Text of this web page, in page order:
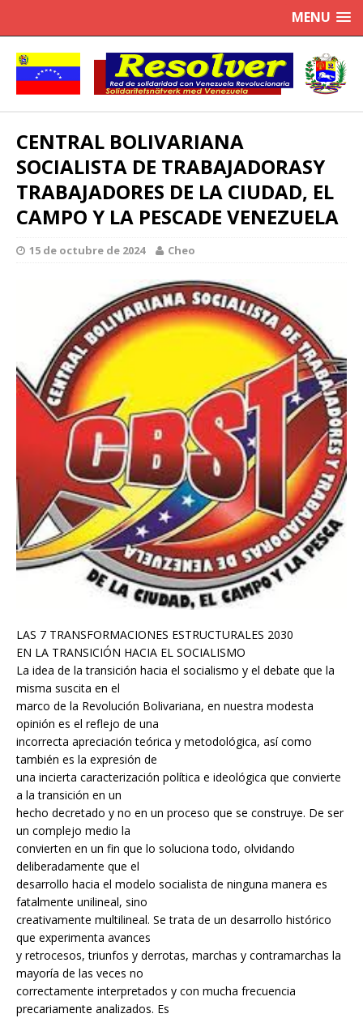
MENU
CENTRAL BOLIVARIANA
SOCIALISTA DE TRABAJADORASY
TRABAJADORES DE LA CIUDAD, EL
CAMPO Y LA PESCADE VENEZUELA
15 de octubre de 2024 Cheo
LAS 7 TRANSFORMACIONES ESTRUCTURALES 2030
EN LA TRANSICIÓN HACIA EL SOCIALISMO
La idea de la transición hacia el socialismo y el debate que la
misma suscita en el
marco de la Revolución Bolivariana, en nuestra modesta
opinión es el reflejo de una
incorrecta apreciación teórica y metodológica, así como
también es la expresión de
una incierta caracterización política e ideológica que convierte
a la transición en un
hecho decretado y no en un proceso que se construye. De ser
un complejo medio la
convierten en un fin que lo soluciona todo, olvidando
deliberadamente que el
desarrollo hacia el modelo socialista de ninguna manera es
fatalmente unilineal, sino
creativamente multilineal. Se trata de un desarrollo histórico
que experimenta avances
y retrocesos, triunfos y derrotas, marchas y contramarchas la
mayoría de las veces no
correctamente interpretados y con mucha frecuencia
precariamente analizados. Es